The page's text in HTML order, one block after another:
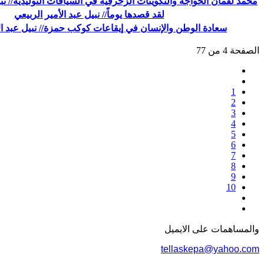
لقد قصدها يوماً// نبيل عبد الأمير الربيعي
سعادة الوطن والإنسان في إيقاعات كوكب حمزة// نبيل عبد
الصفحة 4 من 77
1
2
3
4
5
6
7
8
9
10
والمساهمات علی الایمیل
tellaskepa@yahoo.com